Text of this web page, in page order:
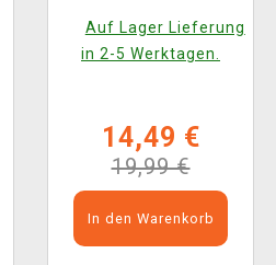
Auf Lager Lieferung
in 2-5 Werktagen.
14,49 €
19,99 €
In den Warenkorb